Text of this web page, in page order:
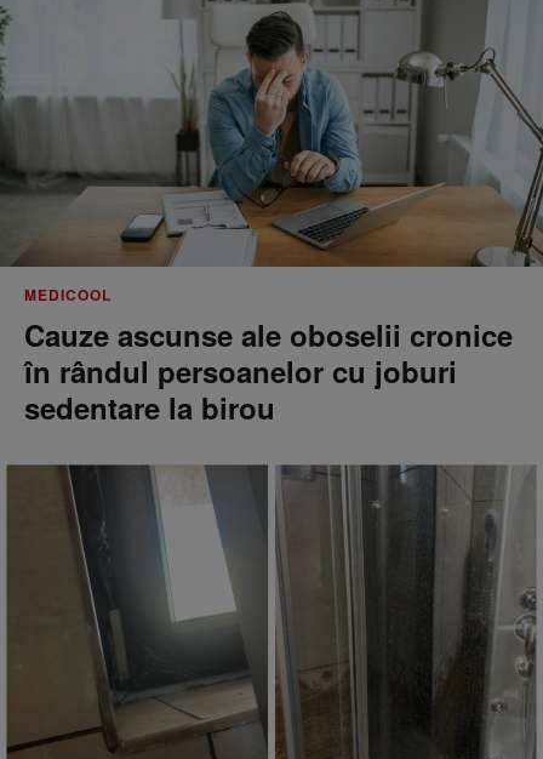
MEDICOOL
Cauze ascunse ale oboselii cronice
în rândul persoanelor cu joburi
sedentare la birou